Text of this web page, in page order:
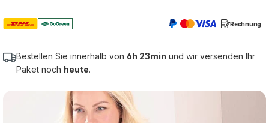
Rechnung
Bestellen Sie innerhalb von 6h 23min und wir versenden Ihr
Paket noch heute.